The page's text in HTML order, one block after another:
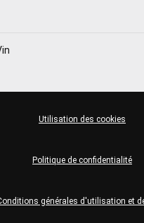
générales d'utilisation et
Politique de confidentialité
Utilisation des cookies